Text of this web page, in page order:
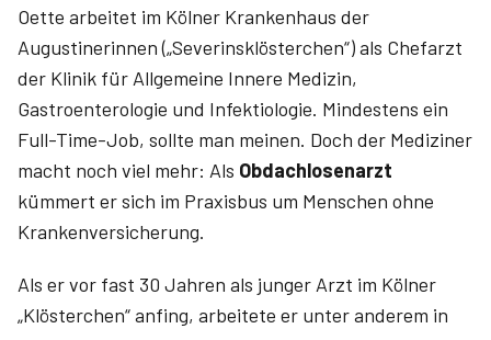
Oette arbeitet im Kölner Krankenhaus der
Augustinerinnen („Severinsklösterchen“) als Chefarzt
der Klinik für Allgemeine Innere Medizin,
Gastroenterologie und Infektiologie. Mindestens ein
Full-Time-Job, sollte man meinen. Doch der Mediziner
macht noch viel mehr: Als Obdachlosenarzt
kümmert er sich im Praxisbus um Menschen ohne
Krankenversicherung.
Als er vor fast 30 Jahren als junger Arzt im Kölner
„Klösterchen“ anfing, arbeitete er unter anderem in